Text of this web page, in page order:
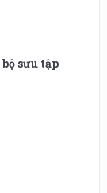
sưu tập